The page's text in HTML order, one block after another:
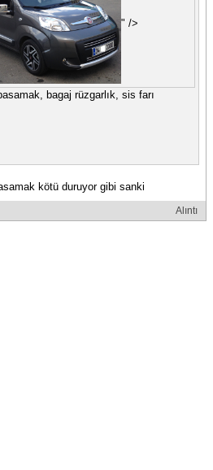
" />
bagaj rüzgarlık, sis farı
kötü duruyor gibi sanki
Alıntı